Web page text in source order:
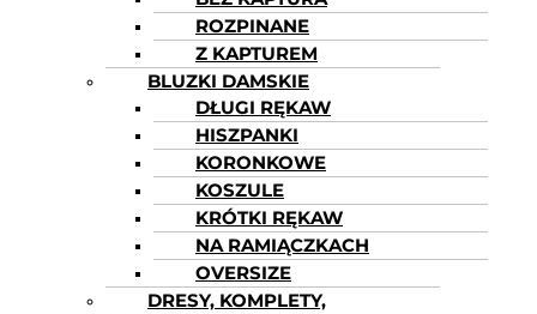
ROZPINANE
Z KAPTUREM
BLUZKI DAMSKIE
DŁUGI RĘKAW
HISZPANKI
KORONKOWE
KOSZULE
KRÓTKI RĘKAW
NA RAMIĄCZKACH
OVERSIZE
DRESY, KOMPLETY,